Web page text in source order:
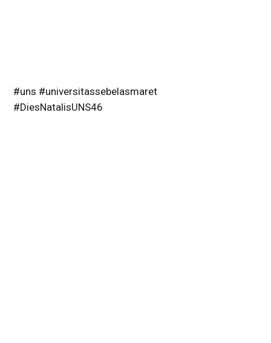
#uns #universitassebelasmaret
#DiesNatalisUNS46